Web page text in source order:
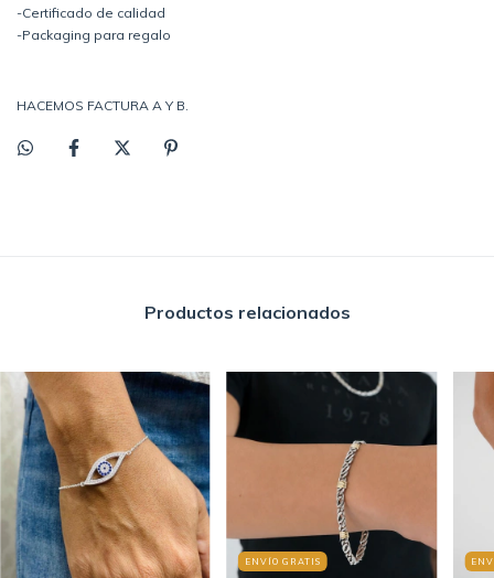
-Certificado de calidad
-Packaging para regalo
HACEMOS FACTURA A Y B.
Productos relacionados
ENVÍO GRATIS